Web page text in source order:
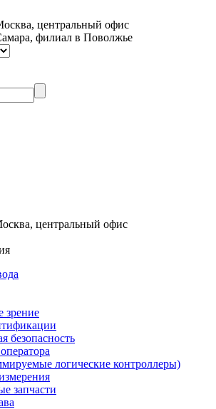
центральный офис
филиал в Поволжье
центральный офис
зрение
безопасность
логические контроллеры)
запчасти